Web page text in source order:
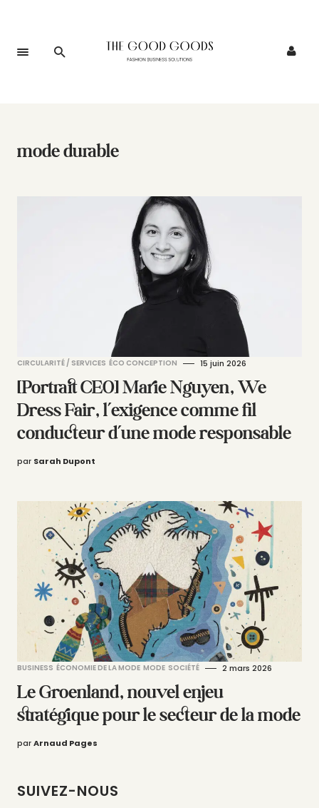
mode durable
CIRCULARITÉ / SERVICES ÉCO CONCEPTION 15 juin 2026
[Portrait CEO] Marie Nguyen, We
Dress Fair, l’exigence comme fil
conducteur d’une mode responsable
par Sarah Dupont
BUSINESS ÉCONOMIE DE LA MODE MODE SOCIÉTÉ 2 mars 2026
Le Groenland, nouvel enjeu
stratégique pour le secteur de la mode
parArnaud Pages
SUIVEZ-NOUS